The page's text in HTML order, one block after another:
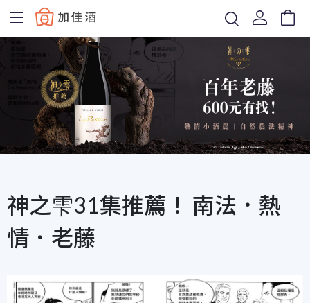
Baccus
神之雫31集推薦！ 南法．熱
情．老藤